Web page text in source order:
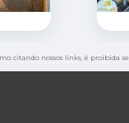
citando nossos links, é proibida